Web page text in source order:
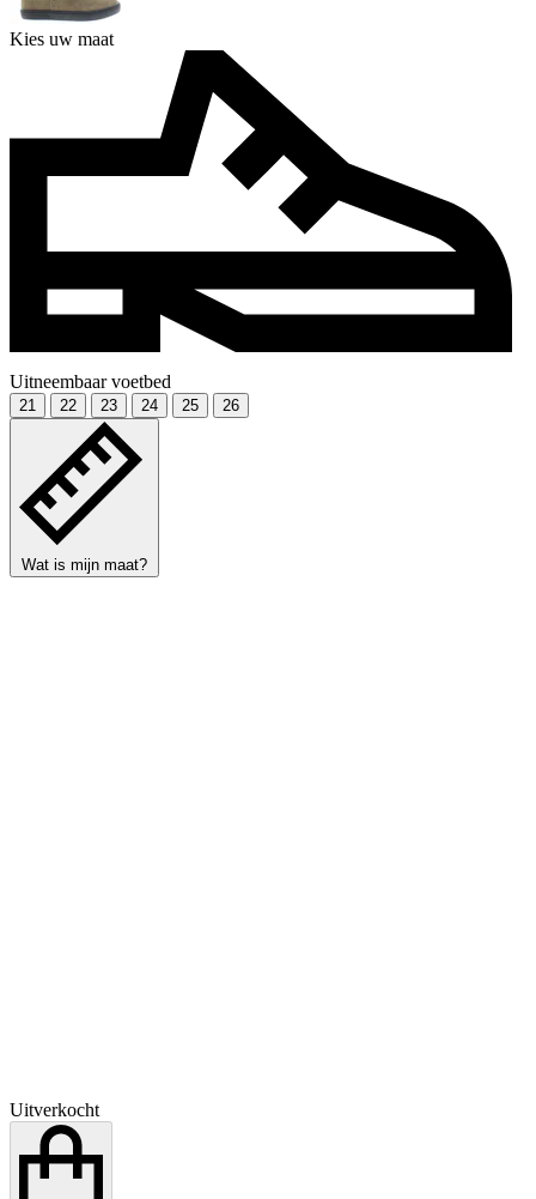
Kies uw maat
Uitneembaar voetbed
21 22 23 24 25 26
Wat is mijn maat?
Uitverkocht